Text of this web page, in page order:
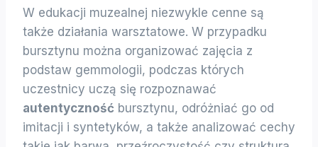
W edukacji muzealnej niezwykle cenne są
także działania warsztatowe. W przypadku
bursztynu można organizować zajęcia z
podstaw gemmologii, podczas których
uczestnicy uczą się rozpoznawać
autentyczność bursztynu, odróżniać go od
imitacji i syntetyków, a także analizować cechy